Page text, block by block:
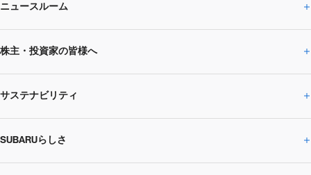
企業情報トップ
SUBARUのありたい姿
SUBARU 2025方針
事業所・関係会社
ニュースルーム
ニュースルームトップ
ニュースリリース
閉じる
株主・投資家の皆様へ
株主・投資家の皆様へトップ
企業・経営
サステナビリティ
サステナビリティトップ
SUBARUらしさ